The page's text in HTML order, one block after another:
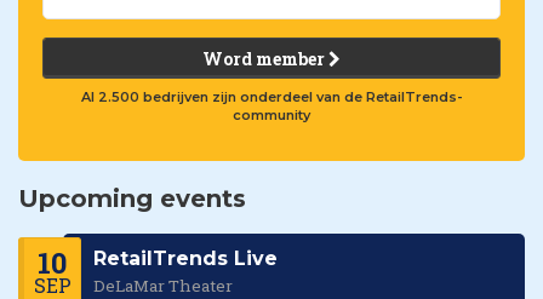
Word member
Al 2.500 bedrijven zijn onderdeel van de RetailTrends-
community
Upcoming events
10
SEP
RetailTrends Live
DeLaMar Theater